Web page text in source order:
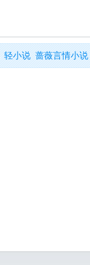
轻小说 蔷薇言情小说